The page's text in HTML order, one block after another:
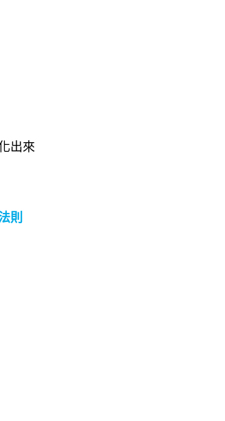
出來
則